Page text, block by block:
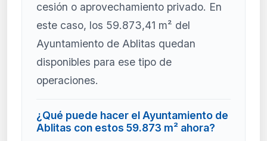
cesión o aprovechamiento privado. En
este caso, los 59.873,41 m² del
Ayuntamiento de Ablitas quedan
disponibles para ese tipo de
operaciones.
¿Qué puede hacer el Ayuntamiento de
Ablitas con estos 59.873 m² ahora?